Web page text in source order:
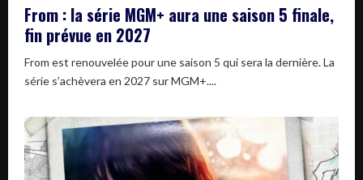
From : la série MGM+ aura une saison 5 finale,
fin prévue en 2027
From est renouvelée pour une saison 5 qui sera la dernière. La
série s’achèvera en 2027 sur MGM+....